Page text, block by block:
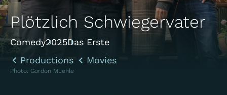
Plötzlich Schwiegervater
Comedy2025Das Erste
Productions
Movies
Photo: Gordon Muehle